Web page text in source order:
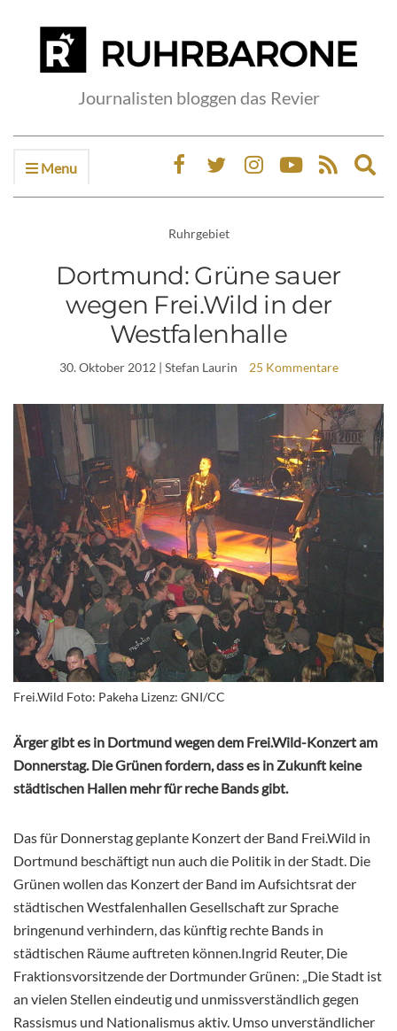
Journalisten bloggen das Revier
Menu
Ruhrgebiet
Dortmund: Grüne sauer
wegen Frei.Wild in der
Westfalenhalle
30. Oktober 2012| Stefan Laurin 25 Kommentare
Frei.Wild Foto: Pakeha Lizenz: GNI/CC
Ärger gibt es in Dortmund wegen dem Frei.Wild-Konzert am
Donnerstag. Die Grünen fordern, dass es in Zukunft keine
städtischen Hallen mehr für reche Bands gibt.
Das für Donnerstag geplante Konzert der Band Frei.Wild in
Dortmund beschäftigt nun auch die Politik in der Stadt. Die
Grünen wollen das Konzert der Band im Aufsichtsrat der
städtischen Westfalenhallen Gesellschaft zur Sprache
bringenund verhindern, das künftig rechte Bands in
städtischen Räume auftreten können.Ingrid Reuter, Die
Fraktionsvorsitzende der Dortmunder Grünen: „Die Stadt ist
an vielen Stellen eindeutig und unmissverständlich gegen
Rassismus und Nationalismus aktiv. Umso unverständlicher